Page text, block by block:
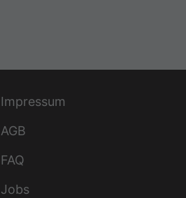
Impressum
AGB
FAQ
Jobs